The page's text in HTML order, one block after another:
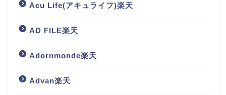
Acu Life(アキュライフ)楽天
AD FILE楽天
Adornmonde楽天
Advan楽天